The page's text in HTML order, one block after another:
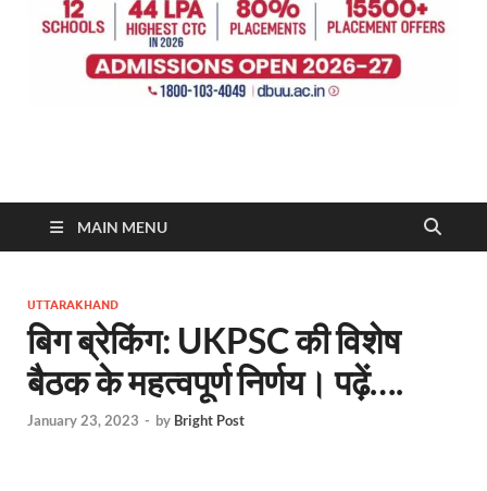
MAIN MENU
UTTARAKHAND
बिग ब्रेकिंग: UKPSC की विशेष
बैठक के महत्वपूर्ण निर्णय। पढ़ें….
January 23, 2023 - by Bright Post